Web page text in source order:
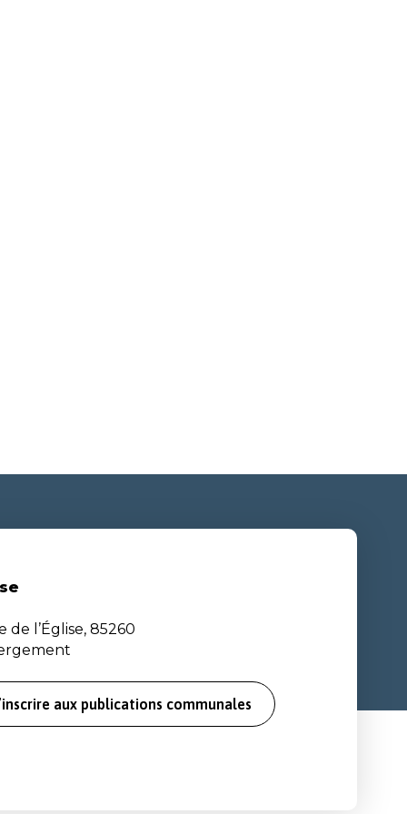
de l’Église, 85260
aux publications communales